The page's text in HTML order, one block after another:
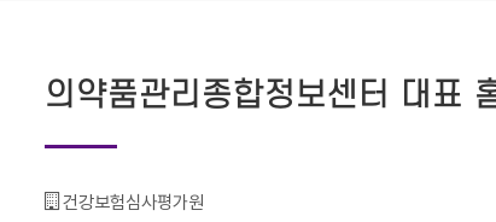
의약품관리종합정보센터 대표
기관명 :
건강보험심사평가원